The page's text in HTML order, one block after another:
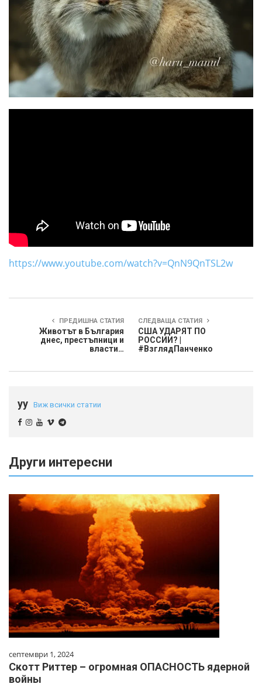
https://www.youtube.com/watch?v=QnN9QnTSL2w
ПРЕДИШНА СТАТИЯ
Животът в България
днес, престъпници и
власти…
СЛЕДВАЩА СТАТИЯ
США УДАРЯТ ПО
РОССИИ? |
#ВзглядПанченко
yy Виж всички статии
Други интересни
септември 1, 2024
Скотт Риттер – огромная ОПАСНОСТЬ ядерной
войны